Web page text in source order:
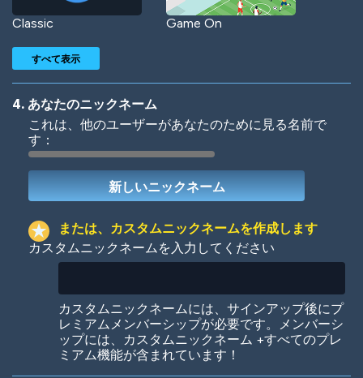
Classic Game On
Woof
Colorful
すべて表示
4. あなたのニックネーム
これは、他のユーザーがあなたのために見る名前で
す：
または、カスタムニックネームを作成します
カスタムニックネームを入力してください
カスタムニックネームには、サインアップ後にプ
レミアムメンバーシップが必要です。メンバーシ
ップには、カスタムニックネーム +すべてのプレ
ミアム機能が含まれています！